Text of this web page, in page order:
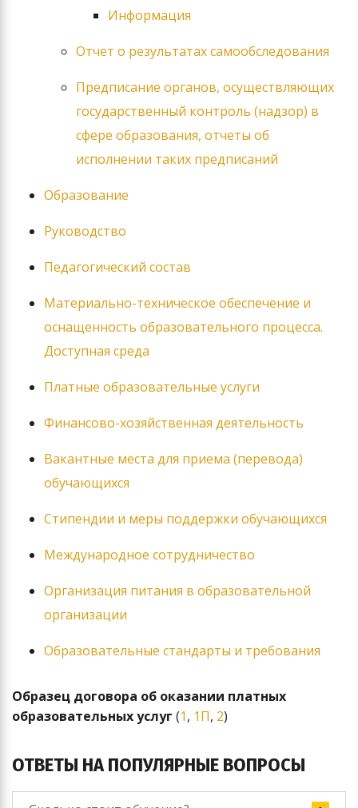
Информация
Отчет о результатах самообследования
Предписание органов, осуществляющих
государственный контроль (надзор) в
сфере образования, отчеты об
исполнении таких предписаний
Образование
Руководство
Педагогический состав
Материально-техническое обеспечение и
оснащенность образовательного процесса.
Доступная среда
Платные образовательные услуги
Финансово-хозяйственная деятельность
Вакантные места для приема (перевода)
обучающихся
Стипендии и меры поддержки обучающихся
Международное сотрудничество
Организация питания в образовательной
организации
Образовательные стандарты и требования
Образец договора об оказании платных
образовательных услуг (1, 1П, 2)
ОТВЕТЫ НА ПОПУЛЯРНЫЕ ВОПРОСЫ